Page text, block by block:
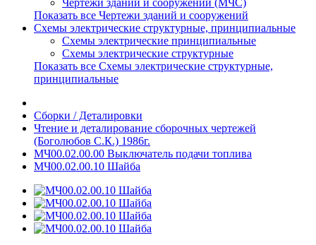
Чертежи зданий и сооружений (МЧС)
Показать все Чертежи зданий и сооружений
Схемы электрические структурные, принципиальные
Схемы электрические принципиальные
Схемы электрические структурные
Показать все Схемы электрические структурные,
принципиальные
Сборки / Деталировки
Чтение и деталирование сборочных чертежей
(Боголюбов С.К.) 1986г.
МЧ00.02.00.00 Выключатель подачи топлива
МЧ00.02.00.10 Шайба